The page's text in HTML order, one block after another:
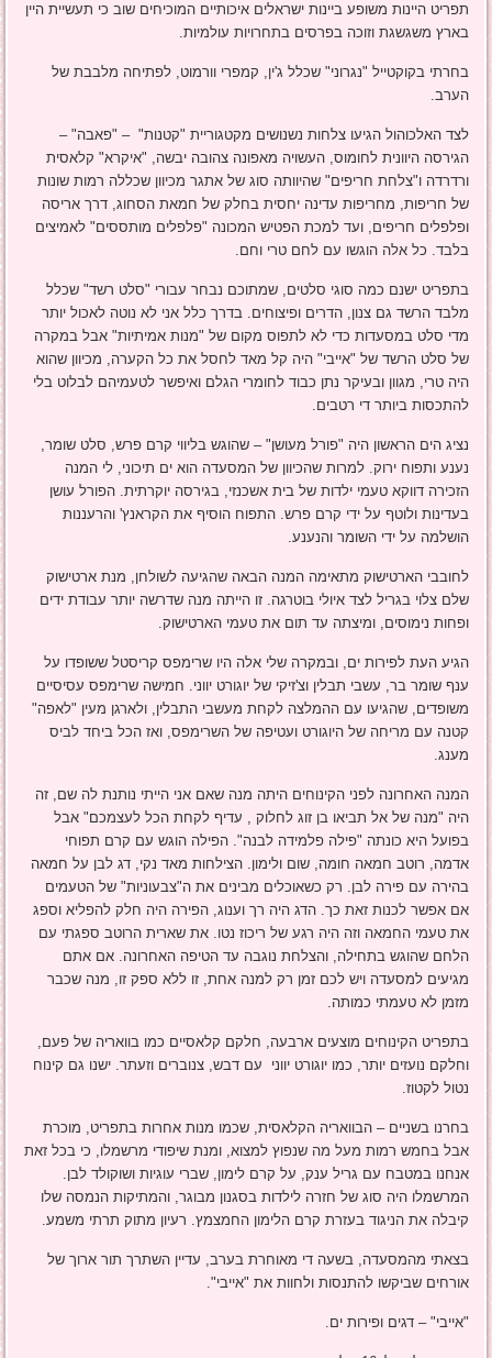
תפריט היינות משופע ביינות ישראלים איכותיים המוכיחים שוב כי תעשיית היין
בארץ משגשגת וזוכה בפרסים בתחרויות עולמיות.
בחרתי בקוקטייל "נגרוני" שכלל ג'ין, קמפרי וורמוט, לפתיחה מלבבת של
הערב.
לצד האלכוהול הגיעו צלחות נשנושים מקטגוריית "קטנות" – "פאבה" –
הגירסה היוונית לחומוס, העשויה מאפונה צהובה יבשה, "איקרא" קלאסית
ורדרדה ו"צלחת חריפים" שהיוותה סוג של אתגר מכיוון שכללה רמות שונות
של חריפות, מחריפות עדינה יחסית בחלק של חמאת הסחוג, דרך אריסה
ופלפלים חריפים, ועד למכת הפטיש המכונה "פלפלים מותססים" לאמיצים
בלבד. כל אלה הוגשו עם לחם טרי וחם.
בתפריט ישנם כמה סוגי סלטים, שמתוכם נבחר עבורי "סלט רשד" שכלל
מלבד הרשד גם צנון, הדרים ופיצוחים. בדרך כלל אני לא נוטה לאכול יותר
מדי סלט במסעדות כדי לא לתפוס מקום של "מנות אמיתיות" אבל במקרה
של סלט הרשד של "אייבי" היה קל מאד לחסל את כל הקערה, מכיוון שהוא
היה טרי, מגוון ובעיקר נתן כבוד לחומרי הגלם ואיפשר לטעמיהם לבלוט בלי
להתכסות ביותר די רטבים.
נציג הים הראשון היה "פורל מעושן" – שהוגש בליווי קרם פרש, סלט שומר,
נענע ותפוח ירוק. למרות שהכיוון של המסעדה הוא ים תיכוני, לי המנה
הזכירה דווקא טעמי ילדות של בית אשכנזי, בגירסה יוקרתית. הפורל עושן
בעדינות ולוטף על ידי קרם פרש. התפוח הוסיף את הקראנץ' והרעננות
הושלמה על ידי השומר והנענע.
לחובבי הארטישוק מתאימה המנה הבאה שהגיעה לשולחן, מנת ארטישוק
שלם צלוי בגריל לצד איולי בוטרגה. זו הייתה מנה שדרשה יותר עבודת ידים
ופחות נימוסים, ומיצתה עד תום את טעמי הארטישוק.
הגיע העת לפירות ים, ובמקרה שלי אלה היו שרימפס קריסטל ששופדו על
ענף שומר בר, עשבי תבלין וצ'זיקי של יוגורט יווני. חמישה שרימפס עסיסיים
משופדים, שהגיעו עם ההמלצה לקחת מעשבי התבלין, ולארגן מעין "לאפה"
קטנה עם מריחה של היוגורט ועטיפה של השרימפס, ואז הכל ביחד לביס
מענג.
המנה האחרונה לפני הקינוחים היתה מנה שאם אני הייתי נותנת לה שם, זה
היה "מנה של אל תביאו בן זוג לחלוק , עדיף לקחת הכל לעצמכם" אבל
בפועל היא כונתה "פילה פלמידה לבנה". הפילה הוגש עם קרם תפוחי
אדמה, רוטב חמאה חומה, שום ולימון. הצילחות מאד נקי, דג לבן על חמאה
בהירה עם פירה לבן. רק כשאוכלים מבינים את ה"צבעוניות" של הטעמים
אם אפשר לכנות זאת כך. הדג היה רך וענוג, הפירה היה חלק להפליא וספג
את טעמי החמאה וזה היה רגע של ריכוז נטו. את שארית הרוטב ספגתי עם
הלחם שהוגש בתחילה, והצלחת נוגבה עד הטיפה האחרונה. אם אתם
מגיעים למסעדה ויש לכם זמן רק למנה אחת, זו ללא ספק זו, מנה שכבר
מזמן לא טעמתי כמותה.
בתפריט הקינוחים מוצעים ארבעה, חלקם קלאסיים כמו בוואריה של פעם,
וחלקם נועזים יותר, כמו יוגורט יווני עם דבש, צנוברים וזעתר. ישנו גם קינוח
נטול לקטוז.
בחרנו בשניים – הבוואריה הקלאסית, שכמו מנות אחרות בתפריט, מוכרת
אבל בחמש רמות מעל מה שנפוץ למצוא, ומנת שיפודי מרשמלו, כי בכל זאת
אנחנו במטבח עם גריל ענק, על קרם לימון, שברי עוגיות ושוקולד לבן.
המרשמלו היה סוג של חזרה לילדות בסגנון מבוגר, והמתיקות הנמסה שלו
קיבלה את הניגוד בעזרת קרם הלימון החמצמץ. רעיון מתוק תרתי משמע.
בצאתי מהמסעדה, בשעה די מאוחרת בערב, עדיין השתרך תור ארוך של
אורחים שביקשו להתנסות ולחוות את "אייבי".
"אייבי" – דגים ופירות ים.